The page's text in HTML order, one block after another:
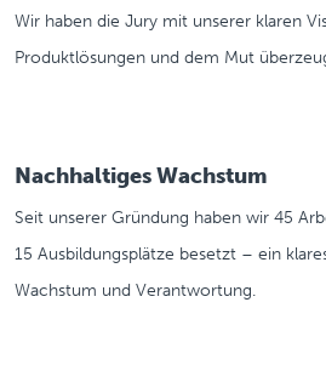
Wir haben die Jury mit unserer klaren
Produktlösungen und dem Mut
Nachhaltiges Wachstum
Seit unserer Gründung haben wir 45
15 Ausbildungsplätze besetzt – ein
Wachstum und Verantwortung.